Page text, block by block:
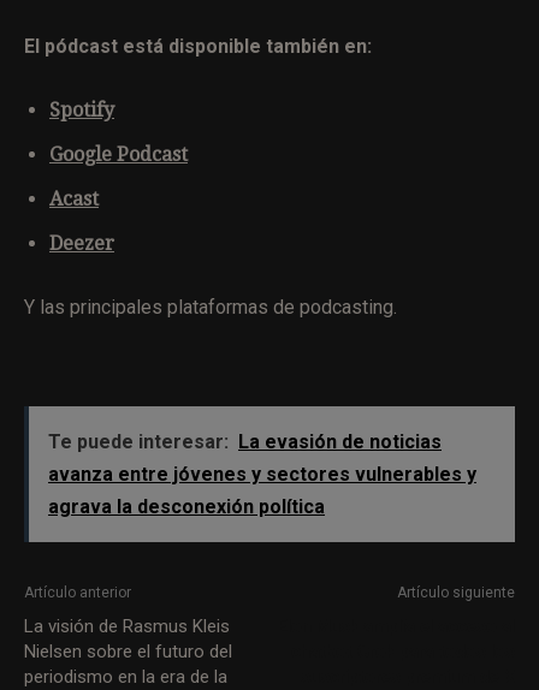
El pódcast está disponible también en:
Spotify
Google Podcast
Acast
Deezer
Y las principales plataformas de podcasting.
Te puede interesar:
La evasión de noticias
avanza entre jóvenes y sectores vulnerables y
agrava la desconexión política
Artículo anterior
La visión de Rasmus Kleis
Nielsen sobre el futuro del
periodismo en la era de la
Artículo siguiente